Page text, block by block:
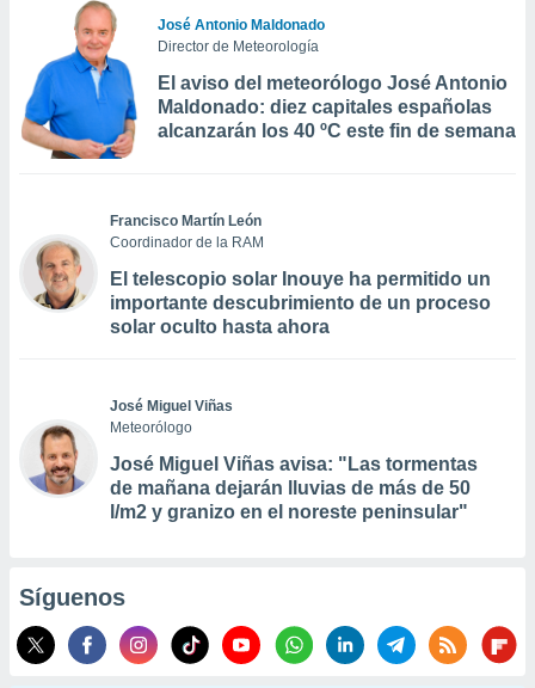
José Antonio Maldonado
Director de Meteorología
El aviso del meteorólogo José Antonio
Maldonado: diez capitales españolas
alcanzarán los 40 ºC este fin de semana
Francisco Martín León
Coordinador de la RAM
El telescopio solar Inouye ha permitido un
importante descubrimiento de un proceso
solar oculto hasta ahora
José Miguel Viñas
Meteorólogo
José Miguel Viñas avisa: "Las tormentas
de mañana dejarán lluvias de más de 50
l/m2 y granizo en el noreste peninsular"
Síguenos